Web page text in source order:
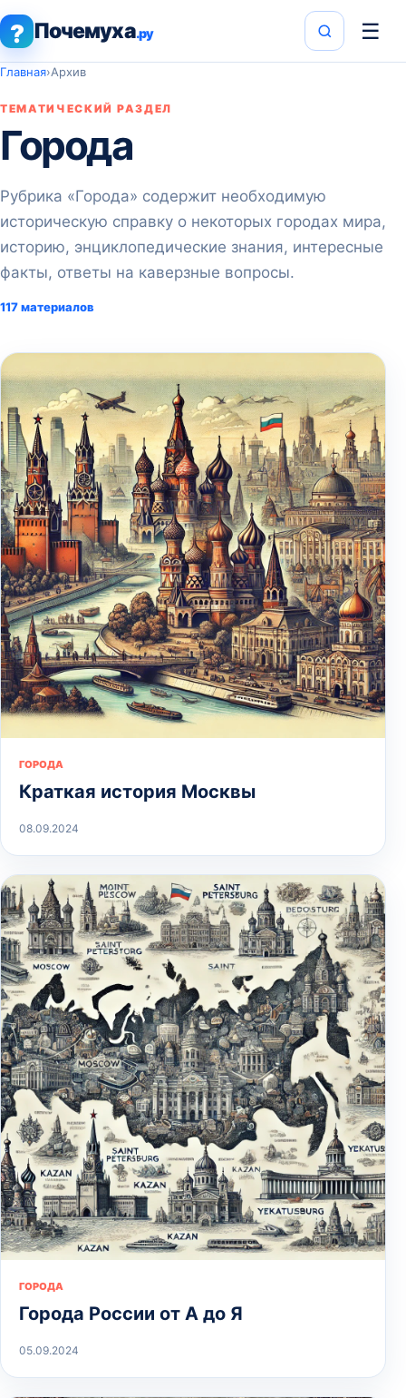
? Почемуха.ру ☰
Главная›Архив
ТЕМАТИЧЕСКИЙ РАЗДЕЛ
Города
Рубрика «Города» содержит необходимую
историческую справку о некоторых городах мира,
историю, энциклопедические знания, интересные
факты, ответы на каверзные вопросы.
117 материалов
ГОРОДА
Краткая история Москвы
08.09.2024
ГОРОДА
Города России от А до Я
05.09.2024